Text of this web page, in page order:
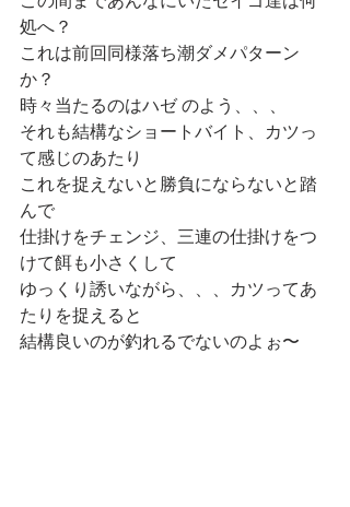
処へ？
これは前回同様落ち潮ダメパターン
か？
時々当たるのはハゼ のよう、、、
それも結構なショートバイト、カツっ
て感じのあたり
これを捉えないと勝負にならないと踏
んで
仕掛けをチェンジ、三連の仕掛けをつ
けて餌も小さくして
ゆっくり誘いながら、、、カツってあ
たりを捉えると
結構良いのが釣れるでないのよぉ〜